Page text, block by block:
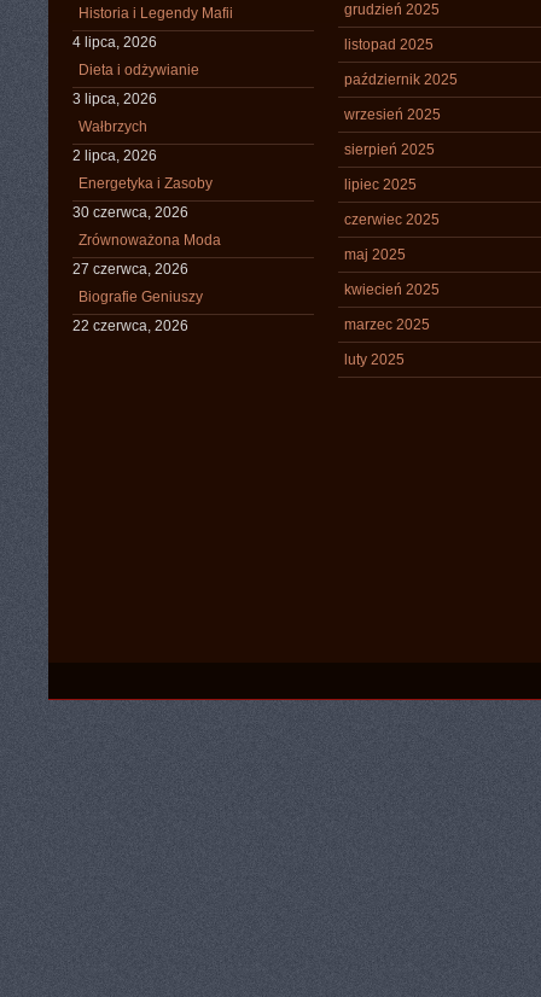
Historia i Legendy Mafii
4 lipca, 2026
Dieta i odżywianie
3 lipca, 2026
Wałbrzych
2 lipca, 2026
Energetyka i Zasoby
30 czerwca, 2026
Zrównoważona Moda
27 czerwca, 2026
Biografie Geniuszy
22 czerwca, 2026
grudzień 2025
listopad 2025
październik 2025
wrzesień 2025
sierpień 2025
lipiec 2025
czerwiec 2025
maj 2025
kwiecień 2025
marzec 2025
luty 2025